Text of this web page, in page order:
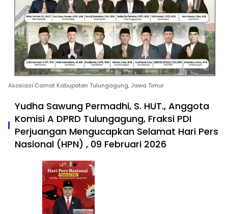
Asosiasi Camat Kabupaten Tulungagung, Jawa Timur
Yudha Sawung Permadhi, S. HUT., Anggota
Komisi A DPRD Tulungagung, Fraksi PDI
Perjuangan Mengucapkan Selamat Hari Pers
Nasional (HPN) , 09 Februari 2026